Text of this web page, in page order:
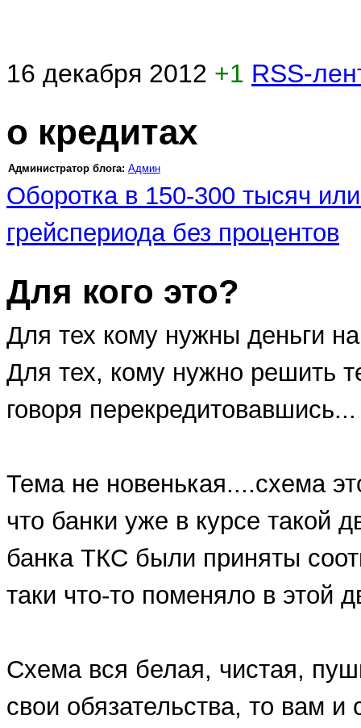
16 декабря 2012 +1 RSS-
о кредитах
Администратор блога: Админ
Оборотка в 150-300 тысяч
грейспериода без процентов
Для кого это?
Для тех кому нужны деньги
Для тех, кому нужно решить
говоря перекредитовавшись...
Тема не новенькая....схема
что банки уже в курсе такой
банка ТКС были приняты
таки что-то поменяло в этой
Схема вся белая, чистая,
свои обязательства, то вам и